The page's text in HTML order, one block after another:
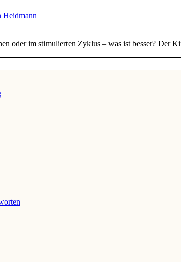
Heidmann
oder im stimulierten Zyklus – was ist besser? Der